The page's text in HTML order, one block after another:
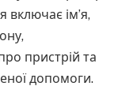
включає ім’я,
пристрій та
допомоги.